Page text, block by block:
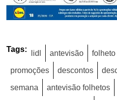
Tags: lidl antevisão folheto
promoções descontos
semana antevisão folhetos